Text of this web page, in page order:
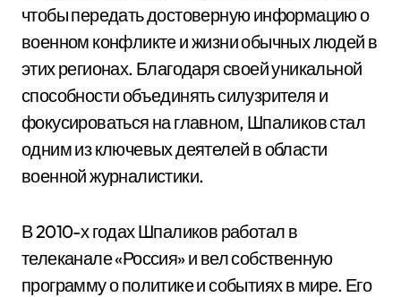
чтобы передать достоверную информацию о
военном конфликте и жизни обычных людей в
этих регионах. Благодаря своей уникальной
способности объединять силузрителя и
фокусироваться на главном, Шпаликов стал
одним из ключевых деятелей в области
военной журналистики.
В 2010-х годах Шпаликов работал в
телеканале «Россия» и вел собственную
программу о политике и событиях в мире. Его